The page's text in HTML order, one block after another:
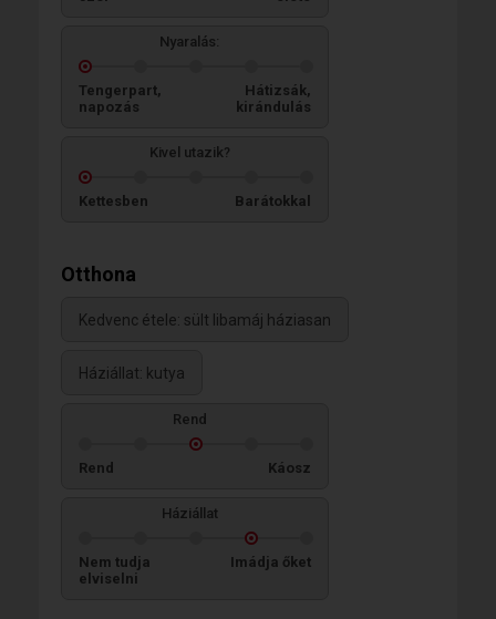
Nyaralás:
Tengerpart,
napozás
Hátizsák,
kirándulás
Kivel utazik?
Kettesben Barátokkal
Otthona
Kedvenc étele: sült libamáj háziasan
Háziállat: kutya
Rend
Rend Káosz
Háziállat
Nem tudja
elviselni
Imádja őket